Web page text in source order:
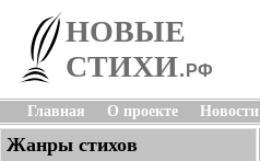
НОВЫЕ
СТИХИ. РФ
Главная О проекте Новости
Жанры стихов